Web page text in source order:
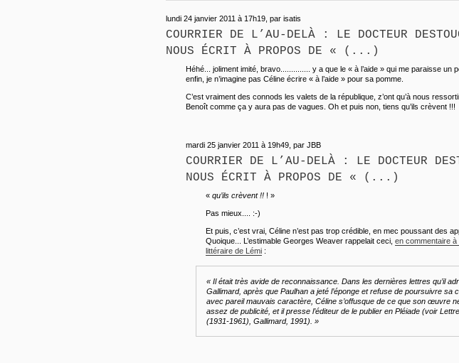
lundi 24 janvier 2011 à 17h19, par isatis
COURRIER DE L’AU-DELÀ : LE DOCTEUR
NOUS ÉCRIT À PROPOS DE « (...)
Héhé... joliment imité, bravo.............. y a que le « à l’aide » qui me paraisse un
enfin, je n’imagine pas Céline écrire « à l’aide » pour sa pomme.
C’est vraiment des connods les valets de la république, z’ont qu’à nous
Benoît comme ça y aura pas de vagues. Oh et puis non, tiens qu’ils crèvent !!!
mardi 25 janvier 2011 à 19h49, par JBB
COURRIER DE L’AU-DELÀ : LE DOCTEUR
NOUS ÉCRIT À PROPOS DE « (...)
« qu’ils crèvent !! ! »
Pas mieux.... :-)
Et puis, c’est vrai, Céline n’est pas trop crédible, en mec poussant des
Quoique... L’estimable Georges Weaver rappelait ceci, en commentaire
littéraire de Lémi :
« Il était très avide de reconnaissance. Dans les dernières lettres qu’il
Gallimard, après que Paulhan a jeté l’éponge et refuse de poursuivre sa
avec pareil mauvais caractère, Céline s’offusque de ce que son œuvre
assez de publicité, et il presse l’éditeur de le publier en Pléiade (voir
(1931-1961), Gallimard, 1991). »